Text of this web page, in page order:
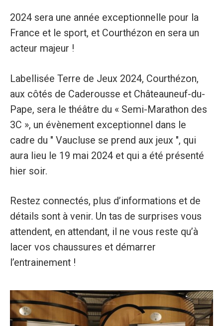
2024 sera une année exceptionnelle pour la
France et le sport, et Courthézon en sera un
acteur majeur !
Labellisée Terre de Jeux 2024, Courthézon,
aux côtés de Caderousse et Châteauneuf-du-
Pape, sera le théâtre du « Semi-Marathon des
3C », un évènement exceptionnel dans le
cadre du " Vaucluse se prend aux jeux ", qui
aura lieu le 19 mai 2024 et qui a été présenté
hier soir.
Restez connectés, plus d’informations et de
détails sont à venir. Un tas de surprises vous
attendent, en attendant, il ne vous reste qu’à
lacer vos chaussures et démarrer
l’entrainement !